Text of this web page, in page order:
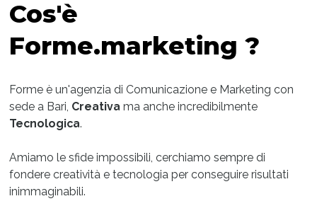
Cos'è
Forme.marketing ?
Forme è un'agenzia di Comunicazione e Marketing con
sede a Bari, Creativa ma anche incredibilmente
Tecnologica.
Amiamo le sfide impossibili, cerchiamo sempre di
fondere creatività e tecnologia per conseguire risultati
inimmaginabili.